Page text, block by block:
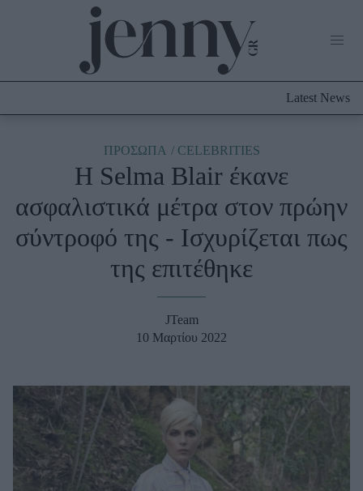
Culture
Shopping
Styling Tips
Fashion News
Beauty News
Well being
Ψυχολογία
Latest News
ΠΡΟΣΩΠΑ CELEBRITIES
H Selma Blair έκανε
ασφαλιστικά μέτρα στον πρώην
σύντροφό της - Ισχυρίζεται πως
της επιτέθηκε
JTeam
10 Μαρτίου 2022